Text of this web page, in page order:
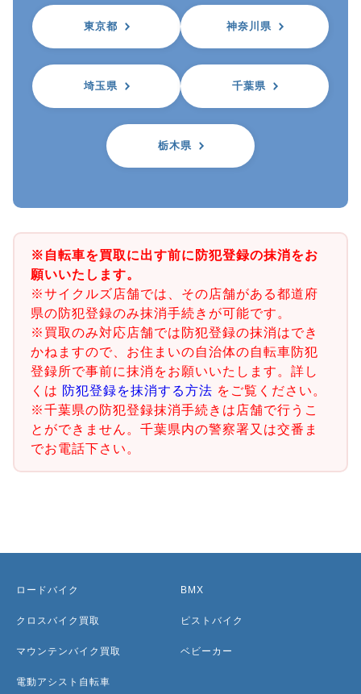
東京都 神奈川県
埼玉県 千葉県
栃木県
※自転車を買取に出す前に防犯登録の抹消をお
願いいたします。
※サイクルズ店舗では、その店舗がある都道府
県の防犯登録のみ抹消手続きが可能です。
※買取のみ対応店舗では防犯登録の抹消はでき
かねますので、お住まいの自治体の自転車防犯
登録所で事前に抹消をお願いいたします。詳し
くは 防犯登録を抹消する方法 をご覧ください。
※千葉県の防犯登録抹消手続きは店舗で行うこ
とができません。千葉県内の警察署又は交番ま
でお電話下さい。
ロードバイク
クロスバイク買取
マウンテンバイク買取
電動アシスト自転車
BMX
ピストバイク
ベビーカー